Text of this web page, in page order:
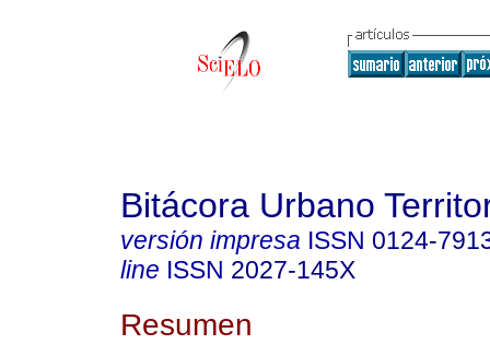
Bitácora Urbano
versión impresa ISSN 0124-
line ISSN 2027-145X
Resumen